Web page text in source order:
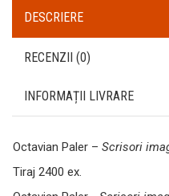
DESCRIERE
RECENZII (0)
INFORMAȚII LIVRARE
Octavian Paler – Scrisori
Tiraj 2400 ex.